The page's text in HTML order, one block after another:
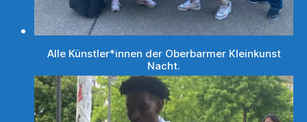
Alle Künstler*innen der Oberbarmer Kleinkunst
Nacht.